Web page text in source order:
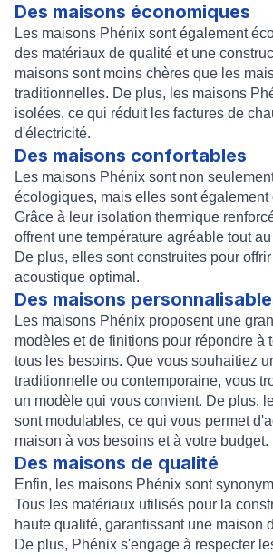
Des maisons économiques
Les maisons Phénix sont également
des matériaux de qualité et une
maisons sont moins chères que les
traditionnelles. De plus, les maisons
isolées, ce qui réduit les factures de
d'électricité.
Des maisons confortables
Les maisons Phénix sont non
écologiques, mais elles sont également
Grâce à leur isolation thermique
offrent une température agréable tout
De plus, elles sont construites pour
acoustique optimal.
Des maisons
Les maisons Phénix proposent une
modèles et de finitions pour répondre à
tous les besoins. Que vous souhaitiez
traditionnelle ou contemporaine, vous
un modèle qui vous convient. De plus,
sont modulables, ce qui vous permet
maison à vos besoins et à votre budget.
Des maisons de qualité
Enfin, les maisons Phénix sont
Tous les matériaux utilisés pour la
haute qualité, garantissant une maison
De plus, Phénix s'engage à respecter